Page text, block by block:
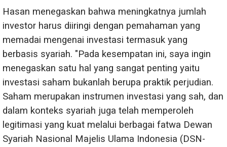
Hasan menegaskan bahwa meningkatnya jumlah
investor harus diiringi dengan pemahaman yang
memadai mengenai investasi termasuk yang
berbasis syariah. "Pada kesempatan ini, saya ingin
menegaskan satu hal yang sangat penting yaitu
investasi saham bukanlah berupa praktik perjudian.
Saham merupakan instrumen investasi yang sah, dan
dalam konteks syariah juga telah memperoleh
legitimasi yang kuat melalui berbagai fatwa Dewan
Syariah Nasional Majelis Ulama Indonesia (DSN-